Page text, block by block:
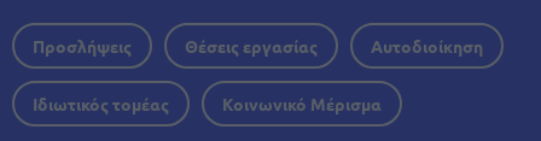
Προσλήψεις Θέσεις εργασίας Αυτοδιοίκηση
Ιδιωτικός τομέας Κοινωνικό Μέρισμα